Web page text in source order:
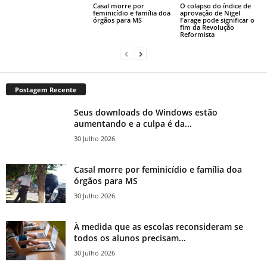
Casal morre por
feminicídio e família doa
órgãos para MS
O colapso do índice de
aprovação de Nigel
Farage pode significar o
fim da Revolução
Reformista
Postagem Recente
Seus downloads do Windows estão
aumentando e a culpa é da...
30 Julho 2026
Casal morre por feminicídio e família doa
órgãos para MS
30 Julho 2026
À medida que as escolas reconsideram se
todos os alunos precisam...
30 Julho 2026